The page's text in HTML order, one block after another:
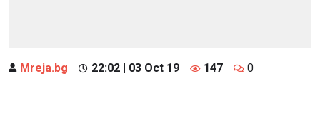
Mreja.bg 22:02 | 03 Oct 19 147 0